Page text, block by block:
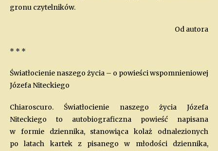
gronu czytelników.
Od autora
* * *
Światłocienie naszego życia – o powieści wspomnieniowej
Józefa Niteckiego
Chiaroscuro. Światłocienie naszego życia Józefa
Niteckiego to autobiograficzna powieść napisana
w formie dziennika, stanowiąca kolaż odnalezionych
po latach kartek z pisanego w młodości dziennika,